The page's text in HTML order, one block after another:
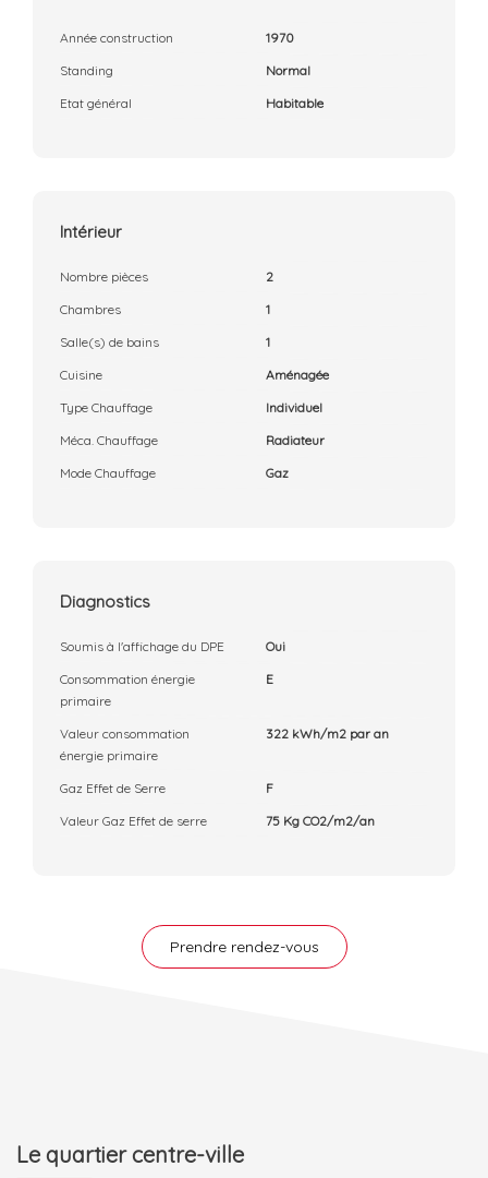
Année construction
1970
Standing
Normal
Etat général
Habitable
Intérieur
Nombre pièces
2
Chambres
1
Salle(s) de bains
1
Cuisine
Aménagée
Type Chauffage
Individuel
Méca. Chauffage
Radiateur
Mode Chauffage
Gaz
Diagnostics
Soumis à l'affichage du DPE
Oui
Consommation énergie
primaire
E
Valeur consommation
énergie primaire
322 kWh/m2 par an
Gaz Effet de Serre
F
Valeur Gaz Effet de serre
75 Kg CO2/m2/an
Prendre rendez-vous
Le quartier centre-ville